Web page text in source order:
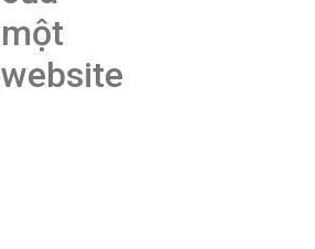
một
website